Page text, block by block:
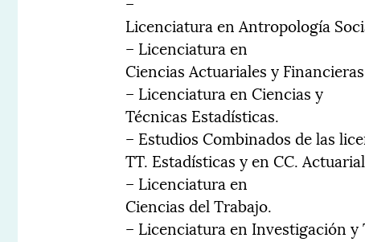
Licenciatura en Antropología
– Licenciatura en
Ciencias Actuariales y
– Licenciatura en Ciencias y
Técnicas Estadísticas.
– Estudios Combinados de las
TT. Estadísticas y en CC.
– Licenciatura en
Ciencias del Trabajo.
– Licenciatura en Investigación y